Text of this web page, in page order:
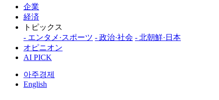
企業
経済
トピックス
- エンタメ·スポーツ - 政治·社会 - 北朝鮮·日本
オピニオン
AI PICK
아주경제
English